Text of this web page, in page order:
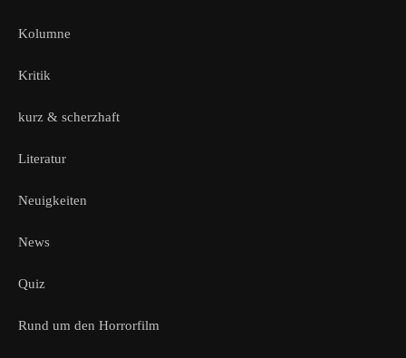
Kolumne
Kritik
kurz & scherzhaft
Literatur
Neuigkeiten
News
Quiz
Rund um den Horrorfilm